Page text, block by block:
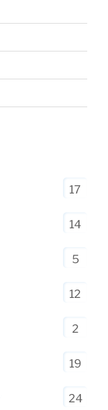
17
14
5
12
2
19
24